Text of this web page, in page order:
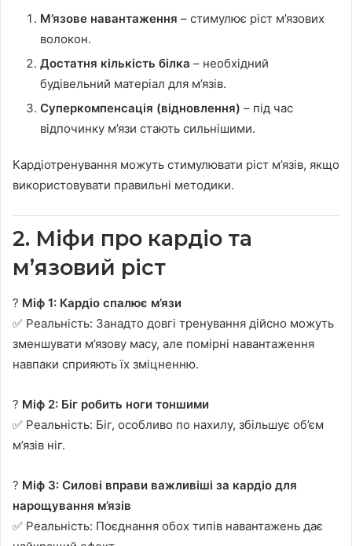
М’язове навантаження – стимулює ріст м’язових
волокон.
Достатня кількість білка – необхідний
будівельний матеріал для м’язів.
Суперкомпенсація (відновлення) – під час
відпочинку м’язи стають сильнішими.
Кардіотренування можуть стимулювати ріст м’язів, якщо
використовувати правильні методики.
2. Міфи про кардіо та
м’язовий ріст
? Міф 1: Кардіо спалює м’язи
✅ Реальність: Занадто довгі тренування дійсно можуть
зменшувати м’язову масу, але помірні навантаження
навпаки сприяють їх зміцненню.
? Міф 2: Біг робить ноги тоншими
✅ Реальність: Біг, особливо по нахилу, збільшує об’єм
м’язів ніг.
? Міф 3: Силові вправи важливіші за кардіо для
нарощування м’язів
✅ Реальність: Поєднання обох типів навантажень дає